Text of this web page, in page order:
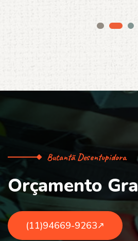
Butantã Desentupidora
Orçamento Gra
(11)94669-9263